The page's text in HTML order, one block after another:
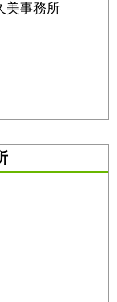
美事務所